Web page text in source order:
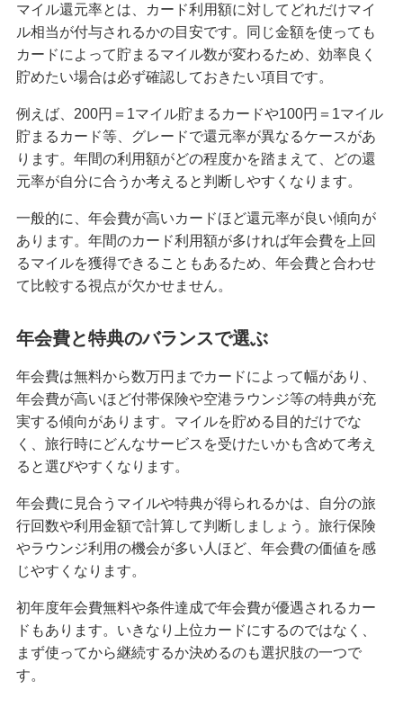
マイル還元率とは、カード利用額に対してどれだけマイ
ル相当が付与されるかの目安です。同じ金額を使っても
カードによって貯まるマイル数が変わるため、効率良く
貯めたい場合は必ず確認しておきたい項目です。
例えば、200円＝1マイル貯まるカードや100円＝1マイル
貯まるカード等、グレードで還元率が異なるケースがあ
ります。年間の利用額がどの程度かを踏まえて、どの還
元率が自分に合うか考えると判断しやすくなります。
一般的に、年会費が高いカードほど還元率が良い傾向が
あります。年間のカード利用額が多ければ年会費を上回
るマイルを獲得できることもあるため、年会費と合わせ
て比較する視点が欠かせません。
年会費と特典のバランスで選ぶ
年会費は無料から数万円までカードによって幅があり、
年会費が高いほど付帯保険や空港ラウンジ等の特典が充
実する傾向があります。マイルを貯める目的だけでな
く、旅行時にどんなサービスを受けたいかも含めて考え
ると選びやすくなります。
年会費に見合うマイルや特典が得られるかは、自分の旅
行回数や利用金額で計算して判断しましょう。旅行保険
やラウンジ利用の機会が多い人ほど、年会費の価値を感
じやすくなります。
初年度年会費無料や条件達成で年会費が優遇されるカー
ドもあります。いきなり上位カードにするのではなく、
まず使ってから継続するか決めるのも選択肢の一つで
す。